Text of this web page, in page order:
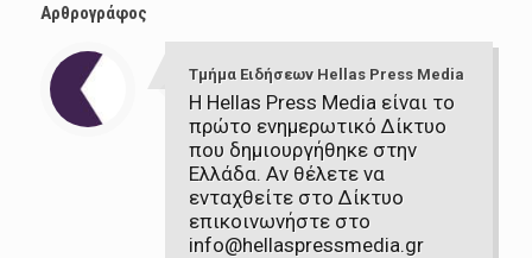
Αρθρογράφος
Τμήμα Ειδήσεων Hellas Press Media
Η Hellas Press Media είναι το
πρώτο ενημερωτικό Δίκτυο
που δημιουργήθηκε στην
Ελλάδα. Αν θέλετε να
ενταχθείτε στο Δίκτυο
επικοινωνήστε στο
info@hellaspressmedia.gr